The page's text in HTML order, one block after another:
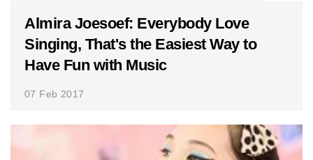
Almira Joesoef: Everybody Love
Singing, That's the Easiest Way to
Have Fun with Music
07 Feb 2017